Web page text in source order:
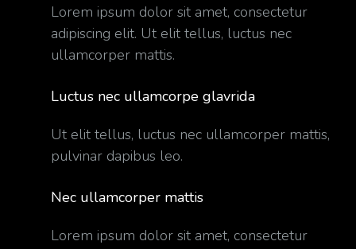
Lorem ipsum dolor sit amet, consectetur
adipiscing elit. Ut elit tellus, luctus nec
ullamcorper mattis.
Luctus nec ullamcorpe glavrida
Ut elit tellus, luctus nec ullamcorper mattis,
pulvinar dapibus leo.
Nec ullamcorper mattis
Lorem ipsum dolor sit amet, consectetur